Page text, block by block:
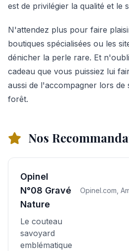
est de privilégier la qualité et le
N'attendez plus pour faire
boutiques spécialisées ou les
dénicher la perle rare. Et
cadeau que vous puissiez lui
aussi de l'accompagner lors de
forêt.
Nos
Opinel
N°08 Gravé
Nature
Le couteau
savoyard
emblématique
Opinel.com,